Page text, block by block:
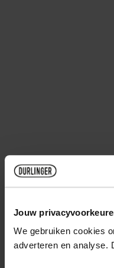
Jouw
We gebruiken cookies
adverteren en analyse.